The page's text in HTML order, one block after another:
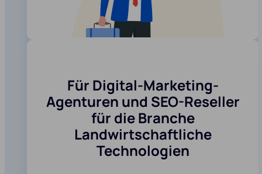
Für Digital-Marketing-
Agenturen und SEO-Reseller
für die Branche
Landwirtschaftliche
Technologien